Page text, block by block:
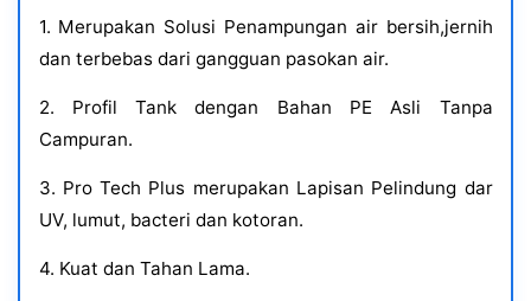
1. Merupakan Solusi Penampungan air bersih,jernih
dan terbebas dari gangguan pasokan air.
2. Profil Tank dengan Bahan PE Asli Tanpa
Campuran.
3. Pro Tech Plus merupakan Lapisan Pelindung dar
UV, lumut, bacteri dan kotoran.
4. Kuat dan Tahan Lama.